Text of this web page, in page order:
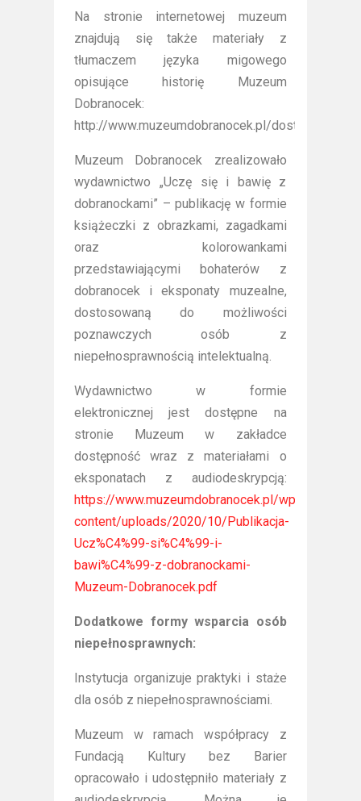
Na stronie internetowej muzeum
znajdują się także materiały z
tłumaczem języka migowego
opisujące historię Muzeum
Dobranocek:
http://www.muzeumdobranocek.pl/dostepnosc/
Muzeum Dobranocek zrealizowało
wydawnictwo „Uczę się i bawię z
dobranockami” – publikację w formie
książeczki z obrazkami, zagadkami
oraz kolorowankami
przedstawiającymi bohaterów z
dobranocek i eksponaty muzealne,
dostosowaną do możliwości
poznawczych osób z
niepełnosprawnością intelektualną.
Wydawnictwo w formie
elektronicznej jest dostępne na
stronie Muzeum w zakładce
dostępność wraz z materiałami o
eksponatach z audiodeskrypcją:
https://www.muzeumdobranocek.pl/wp-
content/uploads/2020/10/Publikacja-
Ucz%C4%99-si%C4%99-i-
bawi%C4%99-z-dobranockami-
Muzeum-Dobranocek.pdf
Dodatkowe formy wsparcia osób
niepełnosprawnych:
Instytucja organizuje praktyki i staże
dla osób z niepełnosprawnościami.
Muzeum w ramach współpracy z
Fundacją Kultury bez Barier
opracowało i udostępniło materiały z